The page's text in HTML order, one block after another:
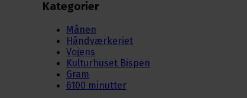
Kategorier
Månen
Håndværkeriet
Vojens
Kulturhuset Bispen
Gram
6100 minutter